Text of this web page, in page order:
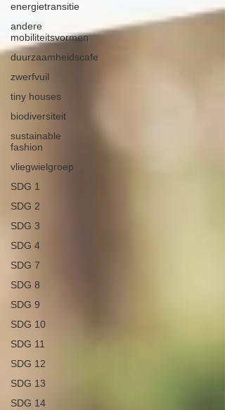
energietransitie
andere
mobiliteitsvormen
duurzaamheidscafe
zwerfvuil
tiny houses
biodiversiteit
sustainable
fashion
vliegwielgroep
SDG 1
SDG 2
SDG 3
SDG 4
SDG 7
SDG 8
SDG 9
SDG 10
SDG 11
SDG 12
SDG 13
SDG 14